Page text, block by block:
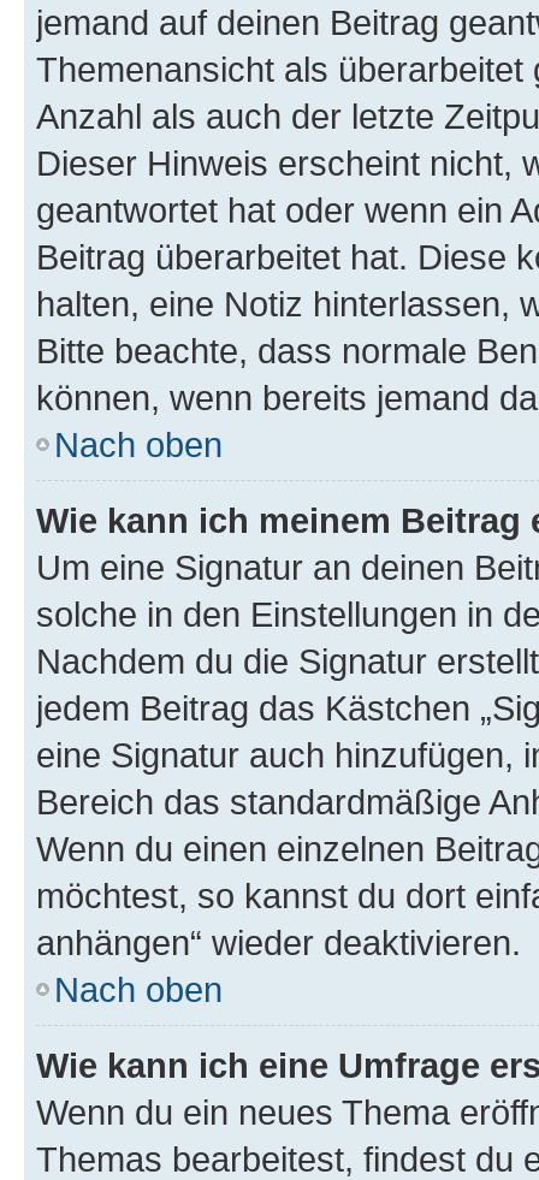
jemand auf deinen Beitrag
Themenansicht als
Anzahl als auch der letzte
Dieser Hinweis erscheint nicht,
geantwortet hat oder wenn ein
Beitrag überarbeitet hat. Diese
halten, eine Notiz hinterlassen,
Bitte beachte, dass normale
können, wenn bereits jemand
Nach oben
Wie kann ich meinem
Um eine Signatur an deinen
solche in den Einstellungen in
Nachdem du die Signatur
jedem Beitrag das Kästchen
eine Signatur auch hinzufügen,
Bereich das standardmäßige
Wenn du einen einzelnen
möchtest, so kannst du dort
anhängen“ wieder deaktivieren.
Nach oben
Wie kann ich eine Umfrage
Wenn du ein neues Thema
Themas bearbeitest, findest du